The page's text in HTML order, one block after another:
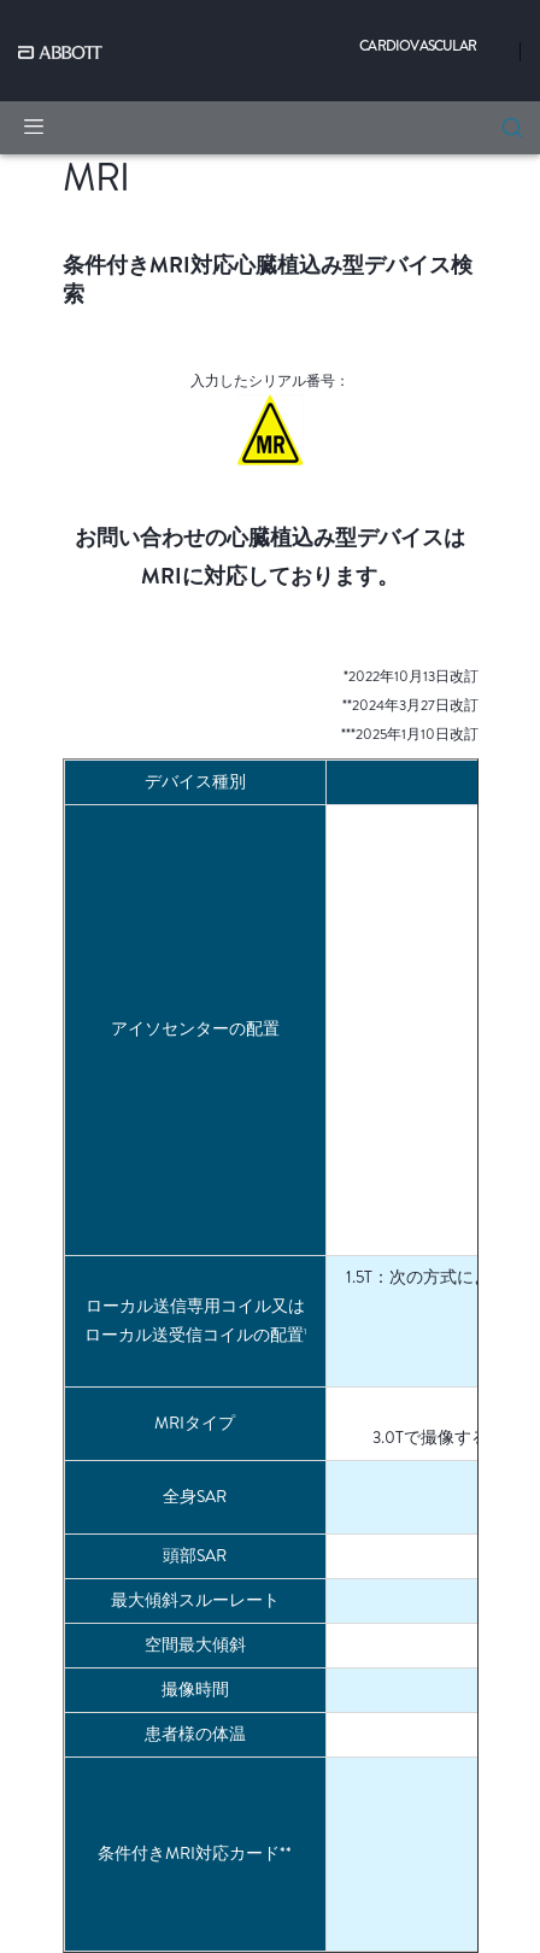
CARDIOVASCULAR |
MRI
条件付きMRI対応心臓植込み型デバイス検
索
入力したシリアル番号：
お問い合わせの心臓植込み型デバイスは
MRIに対応しております。
*2022年10月13日改訂
**2024年3月27日改訂
***2025年1月10日改訂
デバイス種別
アイソセンターの配置
ローカル送信専用コイル又は
ローカル送受信コイルの配置1
1.5T：次の方式により
MRIタイプ
3.0Tで撮像する場合
全身SAR
頭部SAR
最大傾斜スルーレート
空間最大傾斜
撮像時間
患者様の体温
条件付きMRI対応カード**